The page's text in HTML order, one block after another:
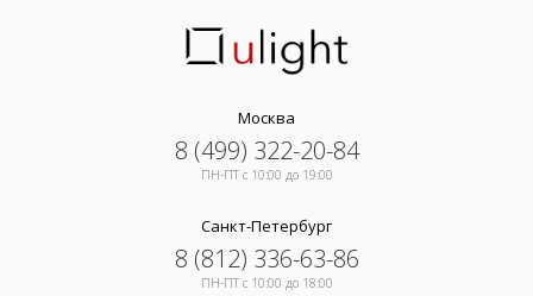
Москва
8 (499) 322-20-84
ПН-ПТ c 10:00 до 19:00
Санкт-Петербург
8 (812) 336-63-86
ПН-ПТ c 10:00 до 18:00